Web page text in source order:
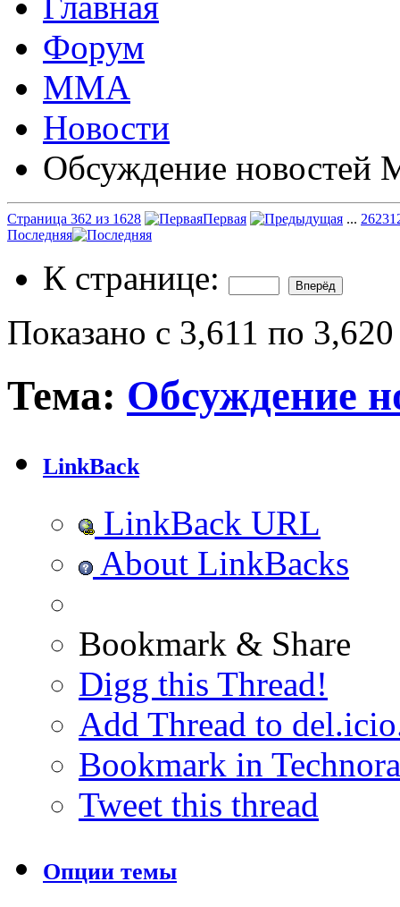
Форум
ММА
Новости
Обсуждение
Страница 362 из 1628 Первая ... 262
Последняя
К странице:
Показано с 3,611 по
Тема: Обсуждение
LinkBack
LinkBack URL
About LinkBacks
Bookmark & Share
Digg this Thread!
Add Thread to
Bookmark in
Tweet this thread
Опции темы